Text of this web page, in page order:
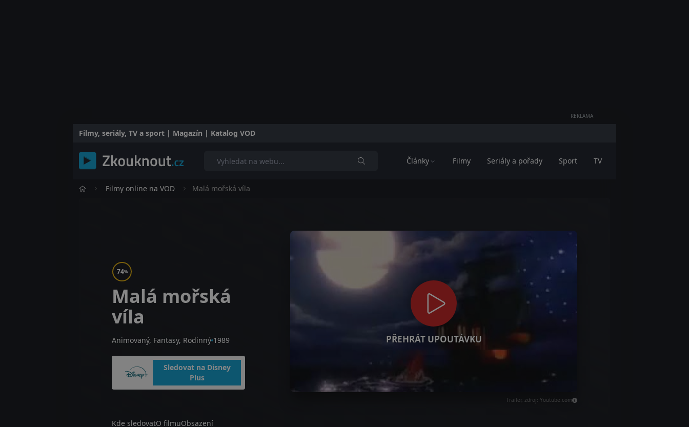
REKLAMA
Filmy, seriály, TV a sport | Magazín | Katalog VOD
Články Filmy Seriály a pořady Sport TV
Filmy online na VOD Malá mořská víla
PŘEHRÁT UPOUTÁVKU
Trailer, zdroj: Youtube.com
74%
Malá mořská
víla
Animovaný, Fantasy, Rodinný 1989
Sledovat na Disney
Plus
Kde sledovatO filmuObsazení